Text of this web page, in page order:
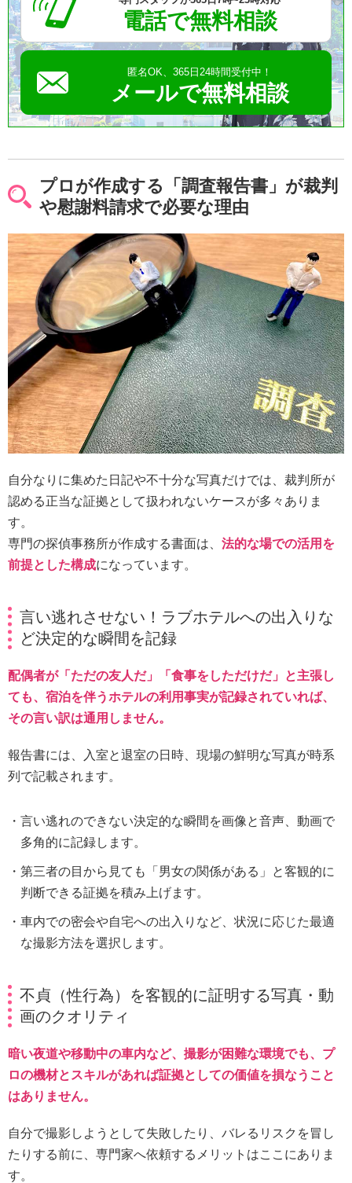
電話で無料相談
匿名OK、365日24時間受付中！
メールで無料相談
プロが作成する「調査報告書」が裁判
や慰謝料請求で必要な理由
自分なりに集めた日記や不十分な写真だけでは、裁判所が
認める正当な証拠として扱われないケースが多々ありま
す。
専門の探偵事務所が作成する書面は、 法的な場での活用を
前提とした構成になっています。
言い逃れさせない！ラブホテルへの出入りな
ど決定的な瞬間を記録
配偶者が「ただの友人だ」「食事をしただけだ」と主張し
ても、宿泊を伴うホテルの利用事実が記録されていれば、
その言い訳は通用しません。
報告書には、入室と退室の日時、現場の鮮明な写真が時系
列で記載されます。
言い逃れのできない決定的な瞬間を画像と音声、動画で
多角的に記録します。
第三者の目から見ても「男女の関係がある」と客観的に
判断できる証拠を積み上げます。
車内での密会や自宅への出入りなど、状況に応じた最適
な撮影方法を選択します。
不貞（性行為）を客観的に証明する写真・動
画のクオリティ
暗い夜道や移動中の車内など、撮影が困難な環境でも、プ
ロの機材とスキルがあれば証拠としての価値を損なうこと
はありません。
自分で撮影しようとして失敗したり、バレるリスクを冒し
たりする前に、専門家へ依頼するメリットはここにありま
す。